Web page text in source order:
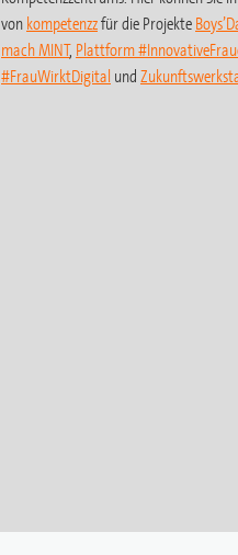
von kompetenzzfür die Projekte
mach MINT, Plattform
#FrauWirktDigital und